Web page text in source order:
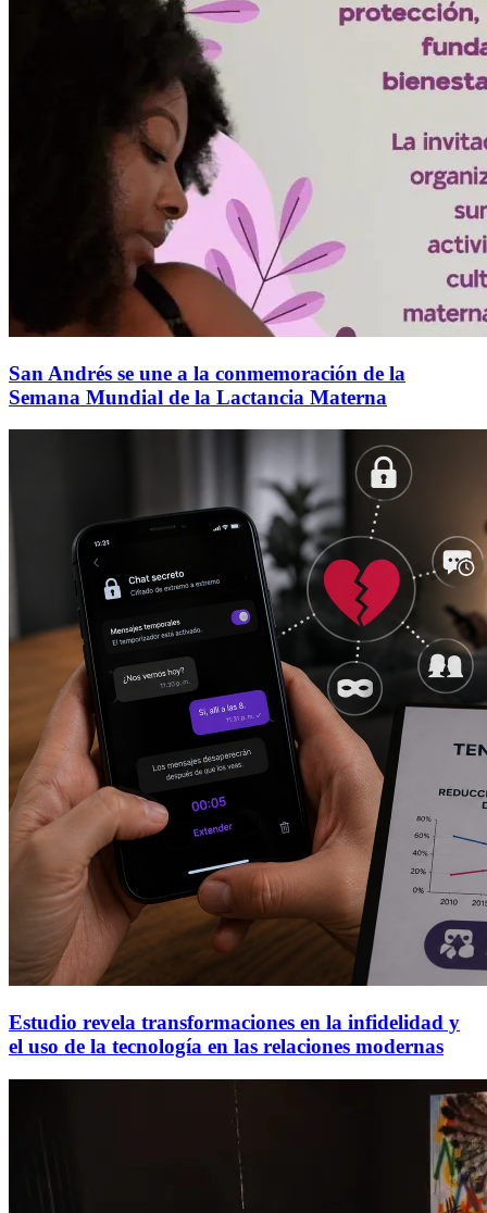
San Andrés se une a la conmemoración de la
Semana Mundial de la Lactancia Materna
Estudio revela transformaciones en la infidelidad y
el uso de la tecnología en las relaciones modernas